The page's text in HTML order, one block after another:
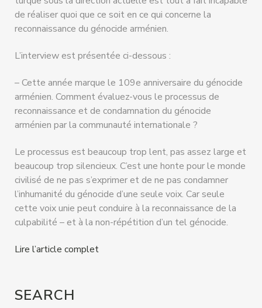
de réaliser quoi que ce soit en ce qui concerne la
reconnaissance du génocide arménien.
L’interview est présentée ci-dessous :
– Cette année marque le 109e anniversaire du génocide
arménien. Comment évaluez-vous le processus de
reconnaissance et de condamnation du génocide
arménien par la communauté internationale ?
Le processus est beaucoup trop lent, pas assez large et
beaucoup trop silencieux. C’est une honte pour le monde
civilisé de ne pas s’exprimer et de ne pas condamner
l’inhumanité du génocide d’une seule voix. Car seule
cette voix unie peut conduire à la reconnaissance de la
culpabilité – et à la non-répétition d’un tel génocide.
Lire l’article complet
SEARCH